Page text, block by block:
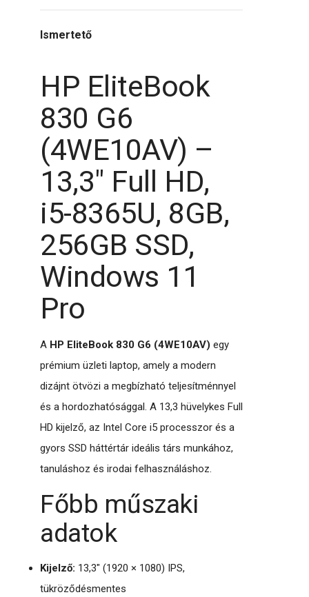
Ismertető
HP EliteBook
830 G6
(4WE10AV) –
13,3" Full HD,
i5-8365U, 8GB,
256GB SSD,
Windows 11
Pro
A HP EliteBook 830 G6 (4WE10AV) egy
prémium üzleti laptop, amely a modern
dizájnt ötvözi a megbízható teljesítménnyel
és a hordozhatósággal. A 13,3 hüvelykes Full
HD kijelző, az Intel Core i5 processzor és a
gyors SSD háttértár ideális társ munkához,
tanuláshoz és irodai felhasználáshoz.
Főbb műszaki
adatok
Kijelző: 13,3" (1920 × 1080) IPS,
tükröződésmentes